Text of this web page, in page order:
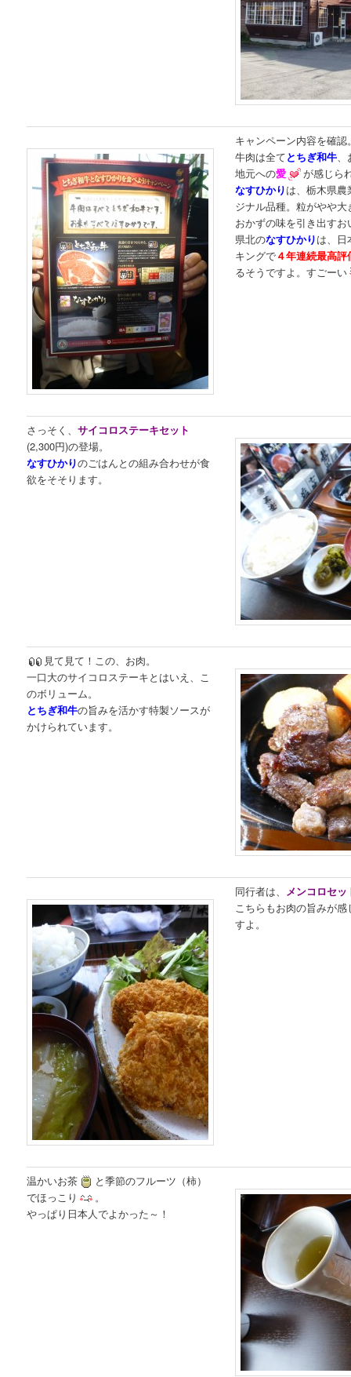
キャンペーン内容を確認
牛肉は全てとちぎ和牛
地元への愛
が感じら
なすひかりは、栃木県
ジナル品種。粒がやや
おかずの味を引き出すお
県北のなすひかりは、日
キングで４年連続最高
るそうですよ。すごーい
さっそく、サイコロステーキセット
(2,300円)の登場。
なすひかりのごはんとの組み合わせが食
欲をそそります。
見て見て！この、お肉。
一口大のサイコロステーキとはいえ、こ
のボリューム。
とちぎ和牛の旨みを活かす特製ソースが
かけられています。
同行者は、
メンコロセッ
こちらもお肉の旨みが
すよ。
温かいお茶
と季節のフルーツ（柿）
でほっこり
。
やっぱり日本人でよかった～！